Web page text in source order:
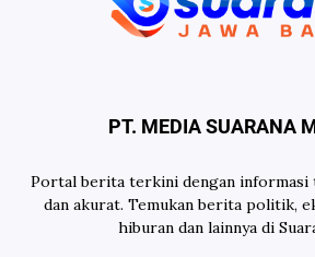
PT. MEDIA SUARANA
Portal berita terkini dengan informasi
dan akurat. Temukan berita politik,
hiburan dan lainnya di